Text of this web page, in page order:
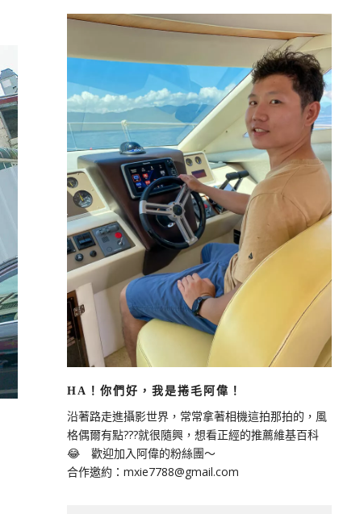
HA！你們好，我是捲毛阿偉！
沿著路走進攝影世界，常常拿著相機這拍那拍的，風
格偶爾有點???就很隨興，想看正經的推薦維基百科
😂 歡迎加入阿偉的粉絲團～
合作邀約： mxie7788@gmail.com